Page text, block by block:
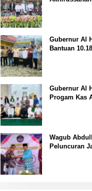
Gubernur Al
Bantuan
Gubernur Al
Progam Kas
Wagub
Peluncuran